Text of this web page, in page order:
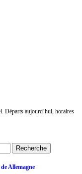
Départs aujourd’hui, horaires
Allemagne